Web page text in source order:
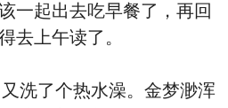
一起出去吃早餐了，再回
去上午读了。
洗了个热水澡。金梦渺浑